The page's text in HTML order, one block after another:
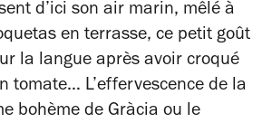
d’ici son air marin, mêlé à
en terrasse, ce petit goût
la langue après avoir croqué
tomate… L’effervescence de la
bohème de Gràcia ou le